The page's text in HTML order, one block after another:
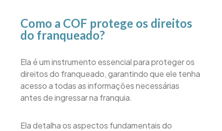
Como a COF protege os direitos
do franqueado?
Ela é um instrumento essencial para proteger os
direitos do franqueado, garantindo que ele tenha
acesso a todas as informações necessárias
antes de ingressar na franquia.
Ela detalha os aspectos fundamentais do